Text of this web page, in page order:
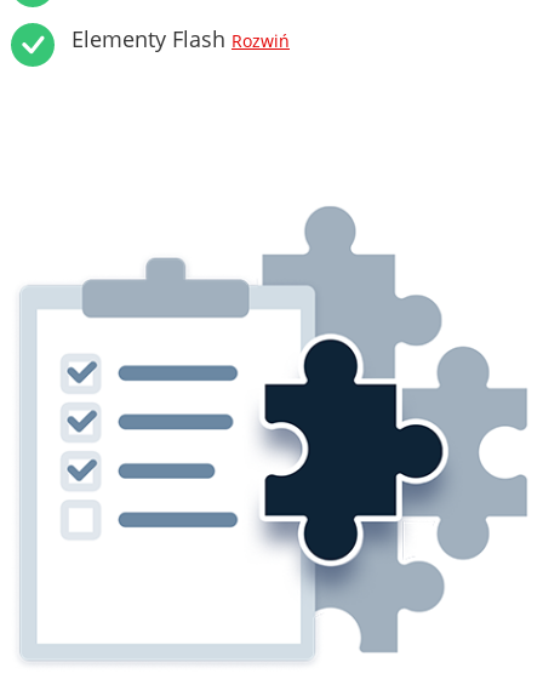
Elementy Flash Rozwiń